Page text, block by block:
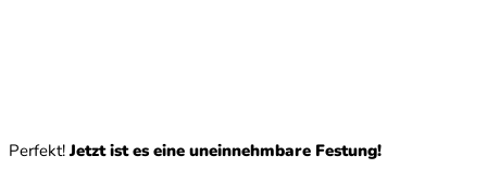
Perfekt! Jetzt ist es eine uneinnehmbare Festung!